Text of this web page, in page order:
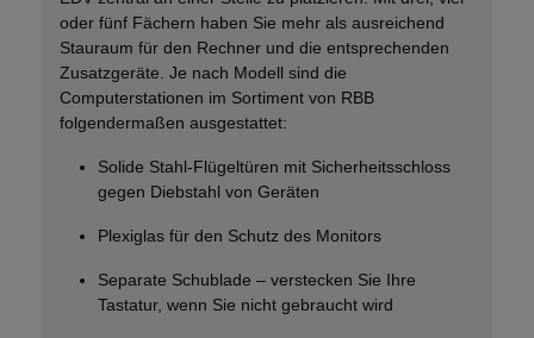
oder fünf Fächern haben Sie mehr als ausreichend
Stauraum für den Rechner und die entsprechenden
Zusatzgeräte. Je nach Modell sind die
Computerstationen im Sortiment von RBB
folgendermaßen ausgestattet:
Solide Stahl-Flügeltüren mit Sicherheitsschloss
gegen Diebstahl von Geräten
Plexiglas für den Schutz des Monitors
Separate Schublade – verstecken Sie Ihre
Tastatur, wenn Sie nicht gebraucht wird